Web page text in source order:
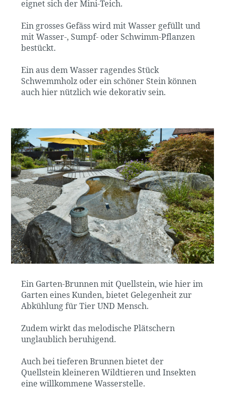
eignet sich der Mini-Teich.
Ein grosses Gefäss wird mit Wasser gefüllt und
mit Wasser-, Sumpf- oder Schwimm-Pflanzen
bestückt.
Ein aus dem Wasser ragendes Stück
Schwemmholz oder ein schöner Stein können
auch hier nützlich wie dekorativ sein.
Ein Garten-Brunnen mit Quellstein, wie hier im
Garten eines Kunden, bietet Gelegenheit zur
Abkühlung für Tier UND Mensch.
Zudem wirkt das melodische Plätschern
unglaublich beruhigend.
Auch bei tieferen Brunnen bietet der
Quellstein kleineren Wildtieren und Insekten
eine willkommene Wasserstelle.